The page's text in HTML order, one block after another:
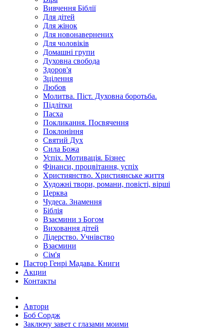
Вивчення Біблії
Для дітей
Для жінок
Для новонавернених
Для чоловіків
Домашні групи
Духовна свобода
Здоров'я
Зцілення
Любов
Молитва. Піст. Духовна боротьба.
Підлітки
Пасха
Покликання. Посвячення
Поклоніння
Святий Дух
Сила Божа
Успіх. Мотивація. Бізнес
Фінанси, процвітання, успіх
Християнство. Християнське життя
Художні твори, романи, повісті, вірші
Церква
Чудеса. Знамення
Біблія
Взаємини з Богом
Виховання дітей
Лідерство. Учнівство
Взаємини
Сім'я
Пастор Генрі Мадава. Книги
Акции
Контакты
Автори
Боб Сордж
Заключу завет с глазами моими